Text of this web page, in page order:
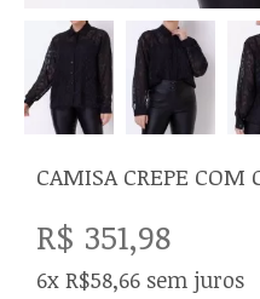
CAMISA CREPE COM
R$ 351,98
6x R$58,66 sem juros